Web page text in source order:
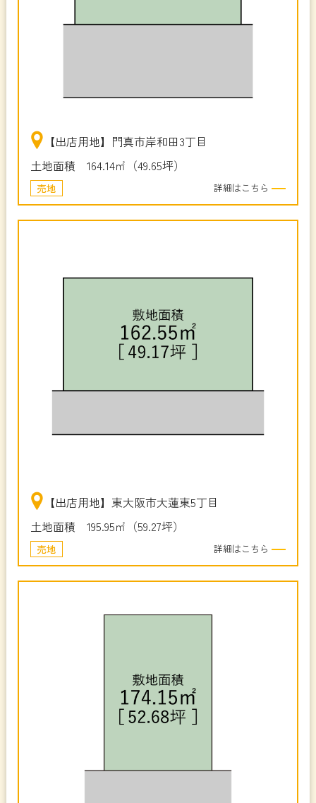
【出店用地】門真市岸和田3丁目
土地面積 164.14㎡（49.65坪）
売地 詳細はこちら
【出店用地】東大阪市大蓮東5丁目
土地面積 195.95㎡（59.27坪）
売地 詳細はこちら